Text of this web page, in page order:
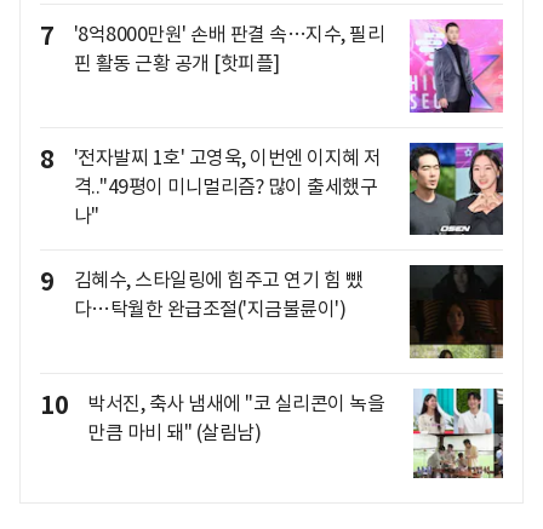
7
'8억8000만원' 손배 판결 속…지수, 필리
핀 활동 근황 공개 [핫피플]
8
'전자발찌 1호' 고영욱, 이번엔 이지혜 저
격.."49평이 미니멀리즘? 많이 출세했구
나"
9
김혜수, 스타일링에 힘주고 연기 힘 뺐
다…탁월한 완급조절('지금불륜이')
10
박서진, 축사 냄새에 "코 실리콘이 녹을
만큼 마비 돼" (살림남)